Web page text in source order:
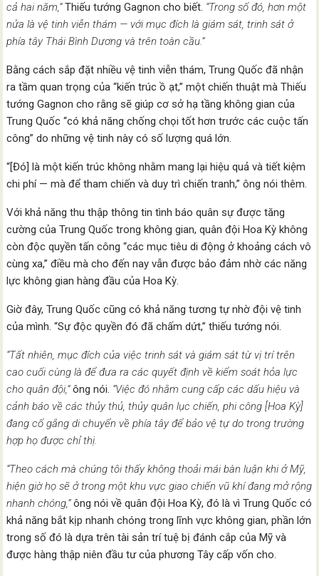
cả hai năm,”Thiếu tướng Gagnon cho biết. “Trong số đó, hơn một
nửa là vệ tinh viễn thám — với mục đích là giám sát, trinh sát ở
phía tây Thái Bình Dương và trên toàn cầu.”
Bằng cách sắp đặt nhiều vệ tinh viễn thám, Trung Quốc đã nhận
ra tầm quan trọng của “kiến trúc ồ ạt,” một chiến thuật mà Thiếu
tướng Gagnon cho rằng sẽ giúp cơ sở hạ tầng không gian của
Trung Quốc “có khả năng chống chọi tốt hơn trước các cuộc tấn
công” do những vệ tinh này có số lượng quá lớn.
“[Đó] là một kiến ​​trúc không nhằm mang lại hiệu quả và tiết kiệm
chi phí — mà để tham chiến và duy trì chiến tranh,” ông nói thêm.
Với khả năng thu thập thông tin tình báo quân sự được tăng
cường của Trung Quốc trong không gian, quân đội Hoa Kỳ không
còn độc quyền tấn công “các mục tiêu di động ở khoảng cách vô
cùng xa,” điều mà cho đến nay vẫn được bảo đảm nhờ các năng
lực không gian hàng đầu của Hoa Kỳ.
Giờ đây, Trung Quốc cũng có khả năng tương tự nhờ đội vệ tinh
của mình. “Sự độc quyền đó đã chấm dứt,” thiếu tướng nói.
“Tất nhiên, mục đích của việc trinh sát và giám sát từ vị trí trên
cao cuối cùng là để đưa ra các quyết định về kiểm soát hỏa lực
cho quân đội,”ông nói. “Việc đó nhằm cung cấp các dấu hiệu và
cảnh báo về các thủy thủ, thủy quân lục chiến, phi công [Hoa Kỳ]
đang cố gắng di chuyển về phía tây để bảo vệ tự do trong trường
hợp họ được chỉ thị.
“Theo cách mà chúng tôi thấy không thoải mái bàn luận khi ở Mỹ,
hiện giờ họ sẽ ở trong một khu vực giao chiến vũ khí đang mở rộng
nhanh chóng,”ông nói về quân đội Hoa Kỳ, đó là vì Trung Quốc có
khả năng bắt kịp nhanh chóng trong lĩnh vực không gian, phần lớn
trong số đó là dựa trên tài sản trí tuệ bị đánh cắp của Mỹ và
được hàng thập niên đầu tư của phương Tây cấp vốn cho.